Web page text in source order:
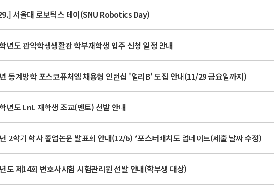
서울대 로보틱스 데이(SNU Robotics Day)
년도 관악학생생활관 학부재학생 입주 신청 일정 안내
동계방학 포스코퓨처엠 채용형 인턴십 '얼리B' 모집 안내(11/29 금요일까지)
년도 LnL 재학생 조교(멘토) 선발 안내
2학기 학사 졸업논문 발표회 안내(12/6) *포스터배치도 업데이트(제출 날짜 수정)
도 제14회 변호사시험 시험관리원 선발 안내(학부생 대상)